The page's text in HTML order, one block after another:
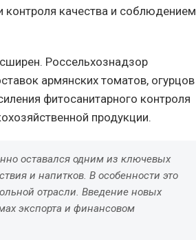
качества и соблюдением
Россельхознадзор
армянских томатов, огурцов
фитосанитарного контроля
продукции.
оставался одним из ключевых
и напитков. В особенности это
отрасли. Введение новых
экспорта и финансовом